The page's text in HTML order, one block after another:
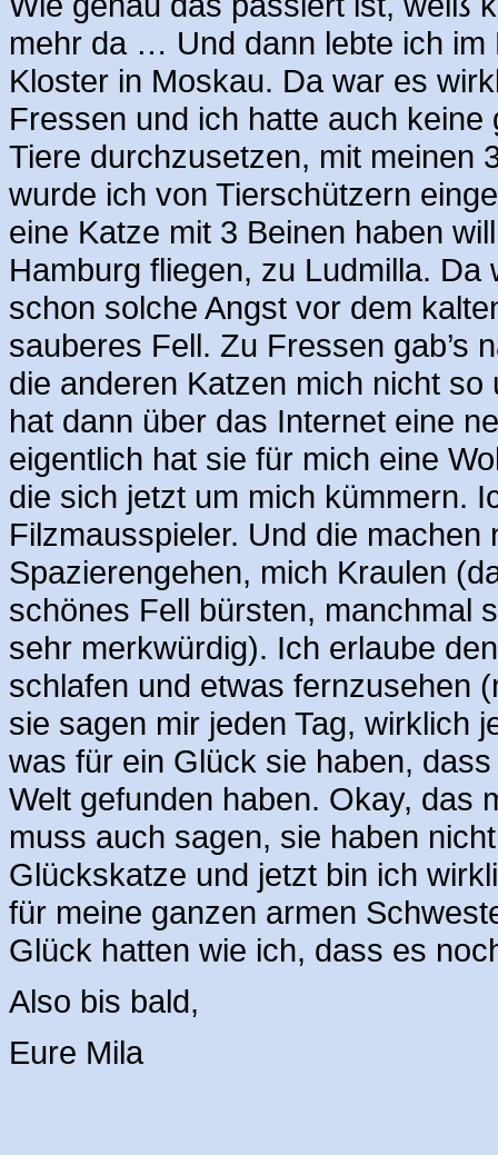
mehr da … Und dann lebte ich
Kloster in Moskau. Da war es
Fressen und ich hatte auch
Tiere durchzusetzen, mit meinen
wurde ich von Tierschützern
eine Katze mit 3 Beinen haben
Hamburg fliegen, zu Ludmilla.
schon solche Angst vor dem
sauberes Fell. Zu Fressen gab’s
die anderen Katzen mich nicht
hat dann über das Internet eine
eigentlich hat sie für mich eine
die sich jetzt um mich kümmern.
Filzmausspieler. Und die
Spazierengehen, mich Kraulen
schönes Fell bürsten, manchmal
sehr merkwürdig). Ich erlaube
schlafen und etwas fernzusehen
sie sagen mir jeden Tag, wirklich
was für ein Glück sie haben,
Welt gefunden haben. Okay, das
muss auch sagen, sie haben
Glückskatze und jetzt bin ich
für meine ganzen armen
Glück hatten wie ich, dass es
Also bis bald,
Eure Mila